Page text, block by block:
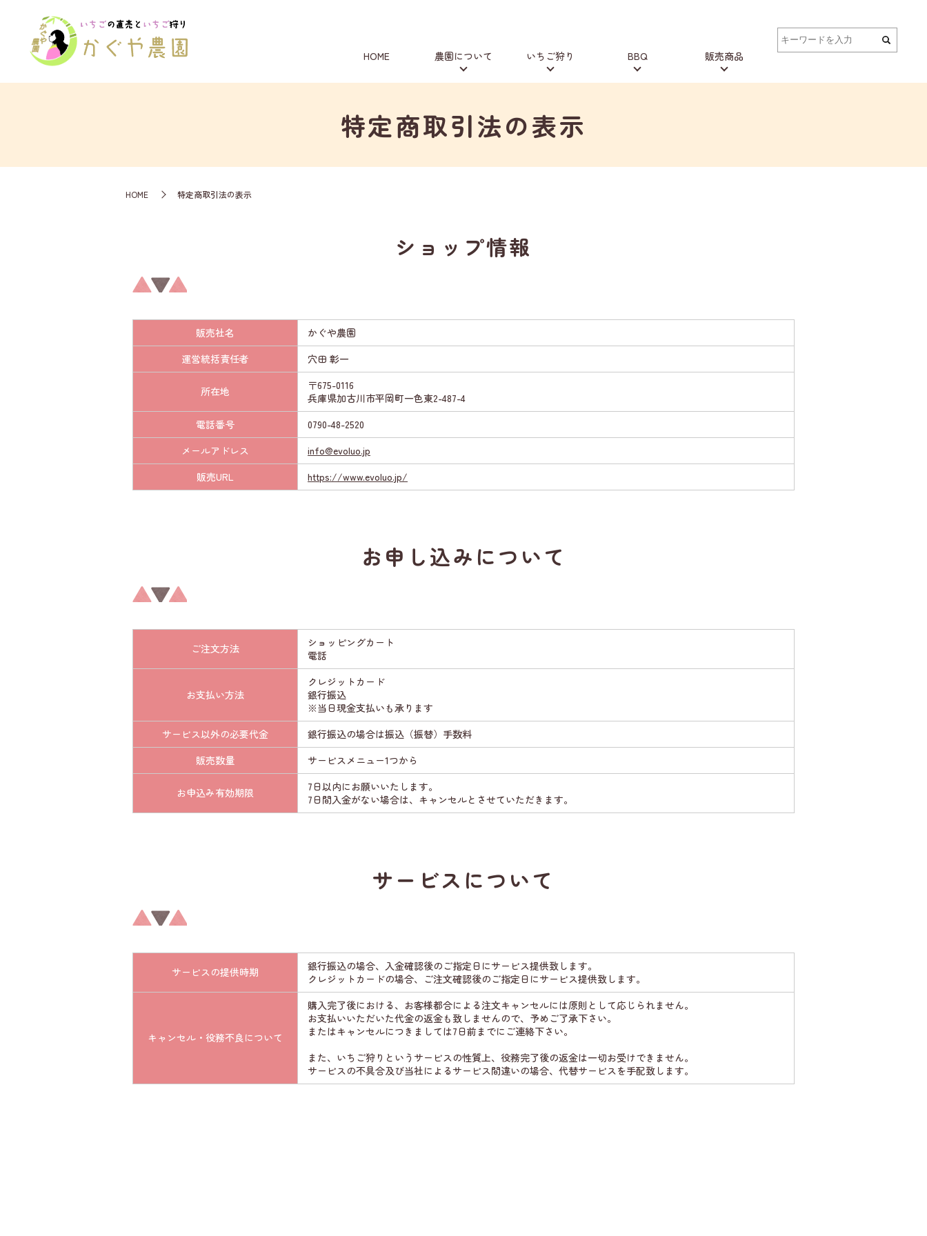
HOME 農園について いちご狩り BBQ 販売商品
特定商取引法の表示
HOME 特定商取引法の表示
ショップ情報
販売社名
かぐや農園
運営統括責任者
穴田 彰一
所在地
〒675-0116
兵庫県加古川市平岡町一色東2-487-4
電話番号
0790-48-2520
メールアドレス
info@evoluo.jp
販売URL
https://www.evoluo.jp/
お申し込みについて
ご注文方法
ショッピングカート
電話
お支払い方法
クレジットカード
銀行振込
※当日現金支払いも承ります
サービス以外の必要代金
銀行振込の場合は振込（振替）手数料
販売数量
サービスメニュー1つから
お申込み有効期限
7日以内にお願いいたします。
7日間入金がない場合は、キャンセルとさせていただきます。
サービスについて
サービスの提供時期
銀行振込の場合、入金確認後のご指定日にサービス提供致します。
クレジットカードの場合、ご注文確認後のご指定日にサービス提供致します。
キャンセル・役務不良について
購入完了後における、お客様都合による注文キャンセルには原則として応じられません。
お支払いいただいた代金の返金も致しませんので、予めご了承下さい。
またはキャンセルにつきましては7日前までにご連絡下さい。
また、いちご狩りというサービスの性質上、役務完了後の返金は一切お受けできません。
サービスの不具合及び当社によるサービス間違いの場合、代替サービスを手配致します。